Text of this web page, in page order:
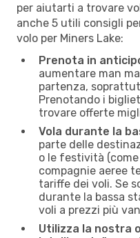
per aiutarti a trovare
anche 5 utili consigli
volo per Miners Lake:
Prenota in
aumentare man
partenza,
Prenotando i
trovare offerte
Vola durante la
parte delle
o le festività
compagnie aeree
tariffe dei voli. Se
durante la bassa
voli a prezzi più
Utilizza la nostra